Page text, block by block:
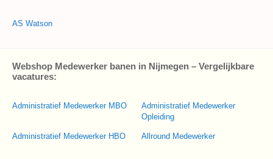
AS Watson
Webshop Medewerker banen in Nijmegen – Vergelijkbare
vacatures:
Administratief Medewerker MBO
Administratief Medewerker HBO
Administratief Medewerker
Opleiding
Allround Medewerker